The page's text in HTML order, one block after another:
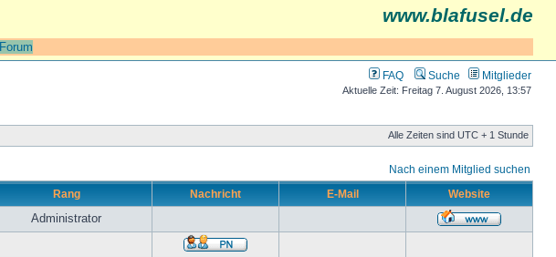
www.blafusel.de
Forum
FAQ Suche Mitglieder
Aktuelle Zeit: Freitag 7. August 2026, 13:57
Alle Zeiten sind UTC + 1 Stunde
Nach einem Mitglied suchen
Rang Nachricht E-Mail Website
Administrator